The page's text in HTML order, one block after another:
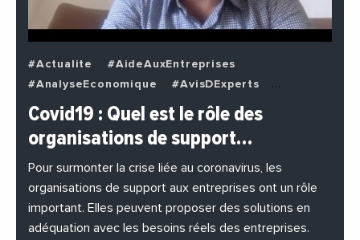
#Actualite
#AideAuxEntreprises
#AnalyseEconomique
#AvisDExperts
#BuzzNews
#Decideurs
#EchangesMediterraneens
#Economie
#EnDirectDe
#Entreprises
#Institutions
#PhotosEtVideos
Covid19 : Quel est le rôle des
organisations de support…
Pour surmonter la crise liée au coronavirus, les
organisations de support aux entreprises ont un rôle
important. Elles peuvent proposer des solutions en
adéquation avec les besoins réels des entreprises.